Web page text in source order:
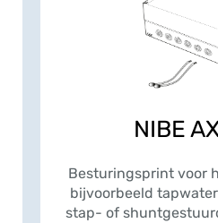
NIBE
Besturingsprint voor
bijvoorbeeld
stap- of